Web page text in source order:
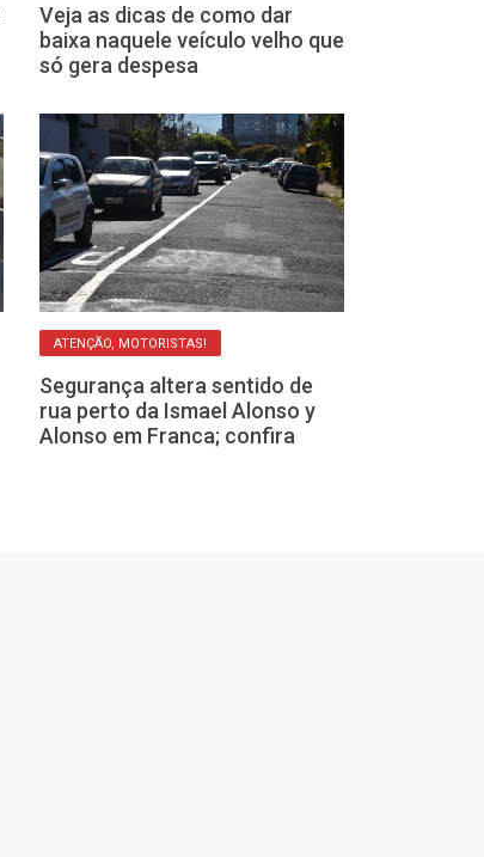
Veja as dicas de como dar
baixa naquele veículo velho que
só gera despesa
ATENÇÃO, MOTORISTAS!
Segurança altera sentido de
rua perto da Ismael Alonso y
Alonso em Franca; confira